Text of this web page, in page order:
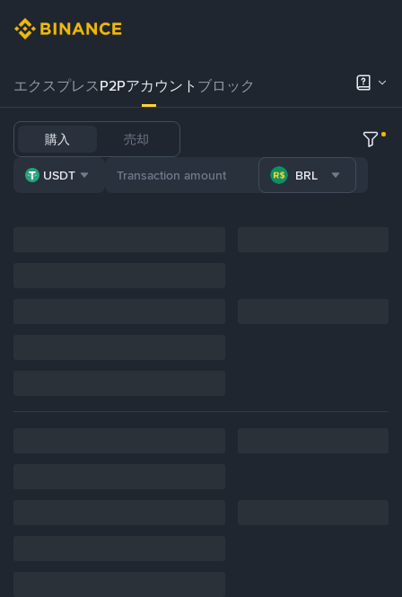
エクスプレスP2Pアカウント ブロック
購入 売却
USDT BRL